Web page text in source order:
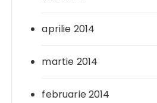
aprilie 2014
martie 2014
februarie 2014